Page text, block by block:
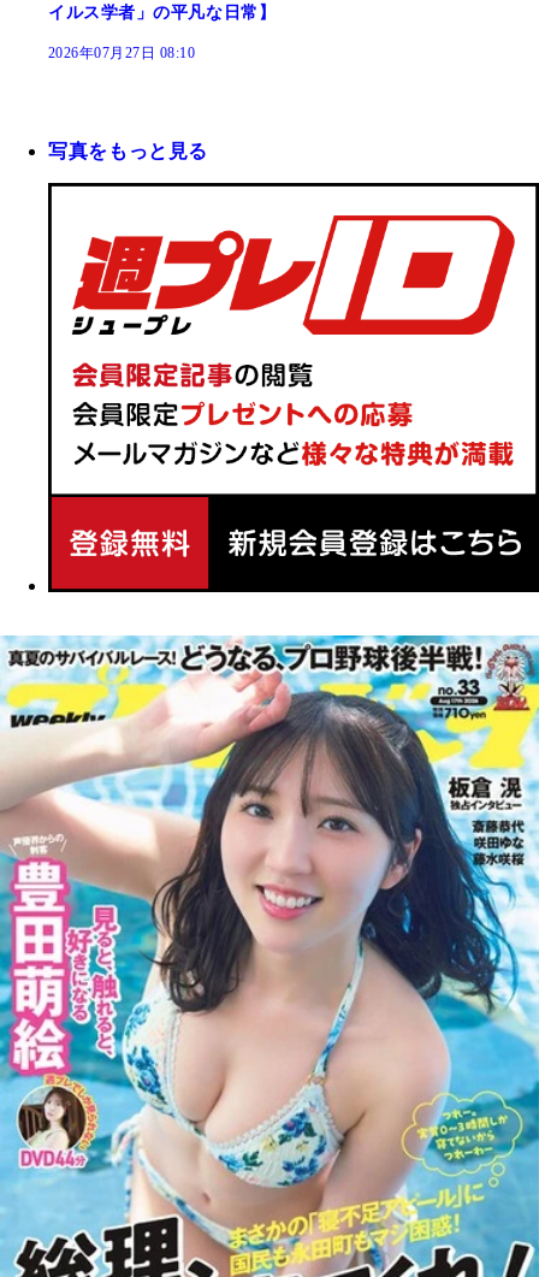
イルス学者」の平凡な日常】
2026年07月27日 08:10
写真をもっと見る